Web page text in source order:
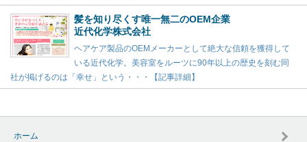
髪を知り尽くす唯一無二のOEM企業
近代化学株式会社
ヘアケア製品のOEMメーカーとして絶大な信頼を獲得して
いる近代化学。美容室をルーツに90年以上の歴史を刻む同
社が掲げるのは「幸せ」という・・・【記事詳細】
ホーム